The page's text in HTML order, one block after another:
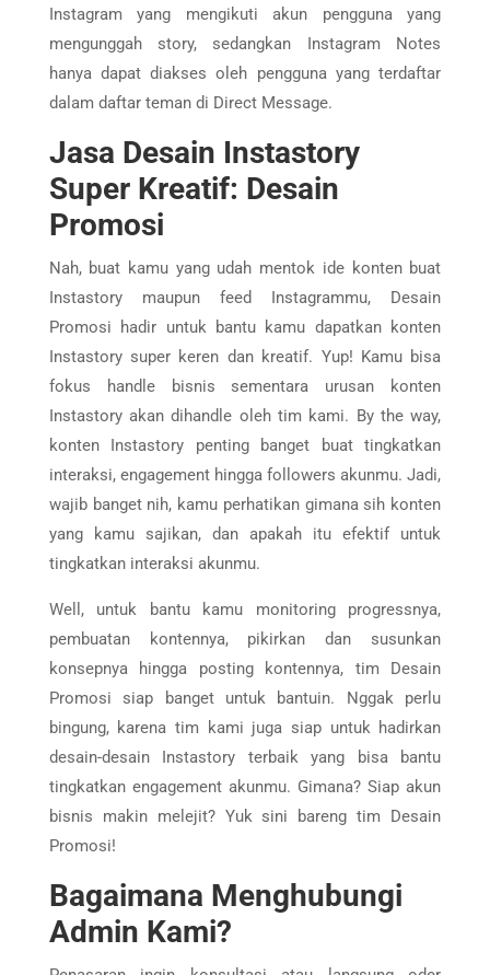
Instagram yang mengikuti akun pengguna yang
mengunggah story, sedangkan Instagram Notes
hanya dapat diakses oleh pengguna yang terdaftar
dalam daftar teman di Direct Message.
Jasa Desain Instastory
Super Kreatif: Desain
Promosi
Nah, buat kamu yang udah mentok ide konten buat
Instastory maupun feed Instagrammu, Desain
Promosi hadir untuk bantu kamu dapatkan konten
Instastory super keren dan kreatif. Yup! Kamu bisa
fokus handle bisnis sementara urusan konten
Instastory akan dihandle oleh tim kami. By the way,
konten Instastory penting banget buat tingkatkan
interaksi, engagement hingga followers akunmu. Jadi,
wajib banget nih, kamu perhatikan gimana sih konten
yang kamu sajikan, dan apakah itu efektif untuk
tingkatkan interaksi akunmu.
Well, untuk bantu kamu monitoring progressnya,
pembuatan kontennya, pikirkan dan susunkan
konsepnya hingga posting kontennya, tim Desain
Promosi siap banget untuk bantuin. Nggak perlu
bingung, karena tim kami juga siap untuk hadirkan
desain-desain Instastory terbaik yang bisa bantu
tingkatkan engagement akunmu. Gimana? Siap akun
bisnis makin melejit? Yuk sini bareng tim Desain
Promosi!
Bagaimana Menghubungi
Admin Kami?